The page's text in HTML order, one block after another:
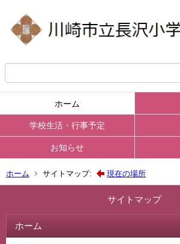
ホーム
学校生活・行事予定
お知らせ
ホーム サイトマップ: 現在の場所
サイトマップ
ホーム